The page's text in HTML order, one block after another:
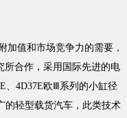
值和市场竞争力的需要，
所合作，采用国际先进的电
、4D37E欧Ⅲ系列的小缸径
的轻型载货汽车，此类技术